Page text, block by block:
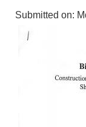
Submitted on: